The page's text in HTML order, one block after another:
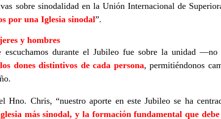
sobre sinodalidad en la Unión Internacional de
por una Iglesia sinodal”.
y hombres
escuchamos durante el Jubileo fue sobre la unidad
dones distintivos de cada persona, permitiéndonos
Hno. Chris, “nuestro aporte en este Jubileo se ha
más sinodal, y la formación fundamental que